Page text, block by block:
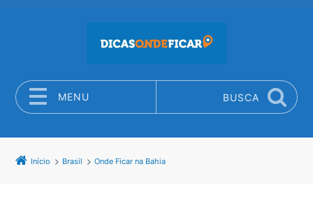
MENU BUSCA
Início Brasil Onde Ficar na Bahia